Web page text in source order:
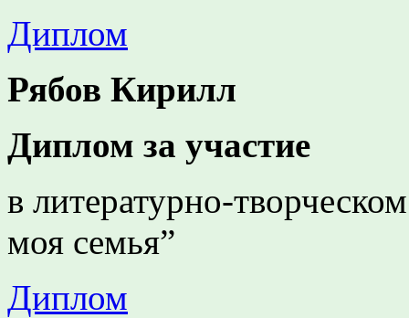
Диплом
Рябов Кирилл
Диплом за участие
в литературно-
моя семья”
Диплом